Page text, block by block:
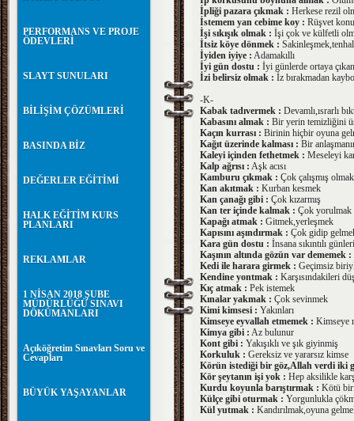
PERFORMANS VE PROJE
ÖDEVLERİ
SLAYT SUNULARI
BİLİŞİM ÇÖZÜMLERİ
BASINDA BİZ
DEĞERLER EĞİTİMİ
HALK EĞİTİM KURS
PLANLARI
REKLAMLAR
1 NİSAN 2018 ŞUBE
MÜDÜRLÜĞÜ SINAVI
DÖKÜMANLARI
Açıköğretim Sınavları Soru ve
Cevapları
BÜYÜK YAŞAYANLAR
İpliği pazara çıkmak : Herkese rezil
İstemem yan cebime koy : Rüşvet
İşi sıkışık olmak : İşi çok ve külfetli
İtsiz köye dönmek :
İyiden iyiye : Adamakıllı
İyi gün dostu : İyi günlerde ortaya çıkan
İzi belirsiz olmak : İz bırakmadan
-K-
Kabak tadıvermek : Devamlı,ısrarlı
Kabasını almak : Bir yerin temizliğini
Kaçın kurrası : Birinin hiçbir oyuna
Kağıt üzerinde kalması : Bir
Kaleyi içinden fethetmek : Meseleyi
Kalp ağrısı : Aşk acısı
Kamburu çıkmak : Çok çalışmış olmak
Kan akıtmak : Kurban kesmek
Kan çanağı gibi : Çok kızarmış
Kan ter içinde kalmak : Çok yorulmak
Kapağı atmak : Gitmek,yerleşmek
Kapısını aşındırmak : Çok gidip
Kara gün dostu : İnsana sıkıntılı
Kaşının altında gözün var dememek :
Kedi ile harara girmek : Geçimsiz
Kendine yontmak : Karşısındakileri
Kıç atmak : Pek istemek
Kınalar yakmak : Çok sevinmek
Kimi kimsesi : Yakınları
Kimseye eyvallah etmemek : Kimseye
Kimya gibi : Az bulunur
Kont gibi : Yakışıklı ve şık giyinmiş
Korkuluk : Gereksiz ve yararsız kimse
Körün istediği bir göz,Allah verdi iki
Kör şeytanın işi yok : Hep aksilikle
Kurdu koyunla barıştırmak : Kötü
Külçe gibi oturmak : Yorgunlukla
Kül yutmak : Kandırılmak,oyuna